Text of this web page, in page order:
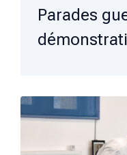
Parades